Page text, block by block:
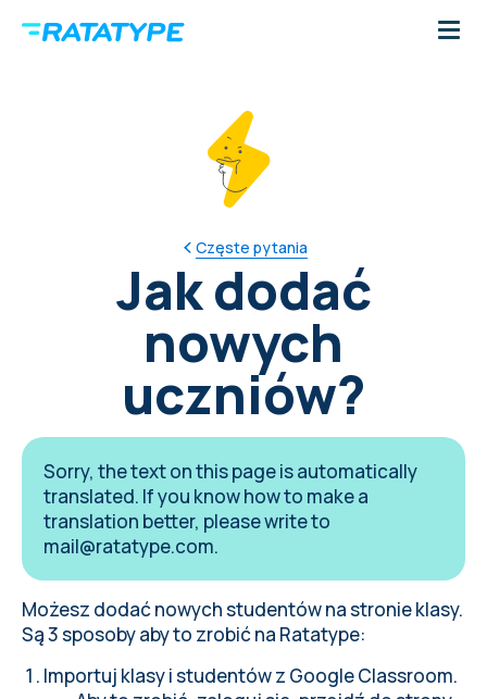
Częste pytania
Jak dodać
nowych
uczniów?
Sorry, the text on this page is automatically
translated. If you know how to make a
translation better, please write to
mail@ratatype.com.
Możesz dodać nowych studentów na stronie klasy.
Są 3 sposoby aby to zrobić na Ratatype:
Importuj klasy i studentów z Google Classroom.